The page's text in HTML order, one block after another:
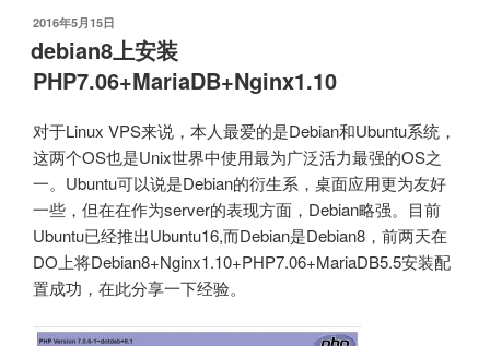
运
行
时
现
404
error”
发
布
于
2016年5月15日
debian8上安装
PHP7.06+MariaDB+Nginx1.10
对于Linux VPS来说，本人最爱的是Debian和Ubuntu系统，
这两个OS也是Unix世界中使用最为广泛活力最强的OS之
一。Ubuntu可以说是Debian的衍生系，桌面应用更为友好
一些，但在在作为server的表现方面，Debian略强。目前
Ubuntu已经推出Ubuntu16,而Debian是Debian8，前两天在
DO上将Debian8+Nginx1.10+PHP7.06+MariaDB5.5安装配
置成功，在此分享一下经验。